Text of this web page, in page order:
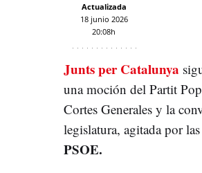
Actualizada
18 junio 2026
20:08h
Junts per Catalunya
una moción del Partit
Cortes Generales y la
legislatura, agitada por
PSOE.